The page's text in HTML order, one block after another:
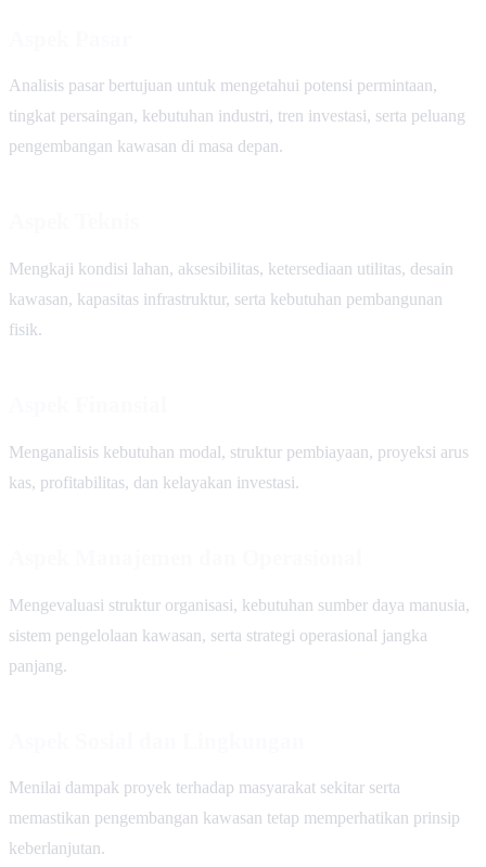
Analisis pasar bertujuan untuk mengetahui potensi permintaan,
tingkat persaingan, kebutuhan industri, tren investasi, serta peluang
pengembangan kawasan di masa depan.
Mengkaji kondisi lahan, aksesibilitas, ketersediaan utilitas, desain
kawasan, kapasitas infrastruktur, serta kebutuhan pembangunan
fisik.
Menganalisis kebutuhan modal, struktur pembiayaan, proyeksi arus
kas, profitabilitas, dan kelayakan investasi.
Mengevaluasi struktur organisasi, kebutuhan sumber daya manusia,
sistem pengelolaan kawasan, serta strategi operasional jangka
panjang.
Menilai dampak proyek terhadap masyarakat sekitar serta
memastikan pengembangan kawasan tetap memperhatikan prinsip
keberlanjutan.